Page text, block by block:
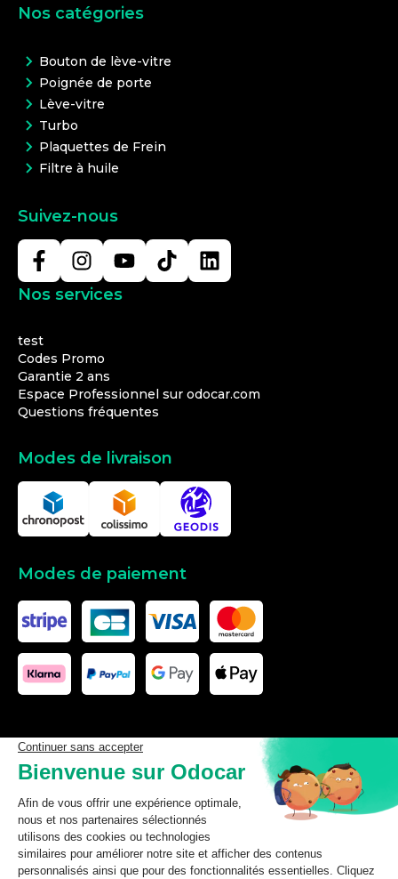
Nos catégories
Bouton de lève-vitre
Poignée de porte
Lève-vitre
Turbo
Plaquettes de Frein
Filtre à huile
Suivez-nous
Nos services
test
Codes Promo
Garantie 2 ans
Espace Professionnel sur odocar.com
Questions fréquentes
Modes de livraison
Modes de paiement
Les données affichées ici, particulièrement la base de donnée
complète, ne doivent pas être copiées. Il est interdit d’exploiter les
données ou la base de données complète, de laisser un tiers les
exploiter, ni de les rendre accessible à un tiers, sans accord
préalable de TecDoc. Toute infraction constitue une violation des
droits d’auteur et fera l’objet de poursuites.